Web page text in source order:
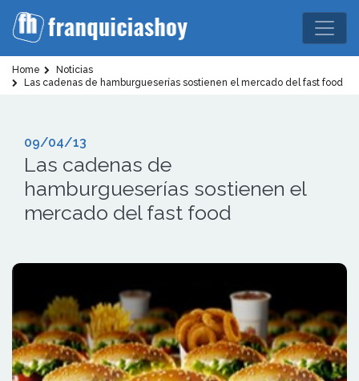
Home
Noticias
Las cadenas de hamburgueserías sostienen el mercado del fast food
09/04/13
Las cadenas de
hamburgueserías sostienen el
mercado del fast food